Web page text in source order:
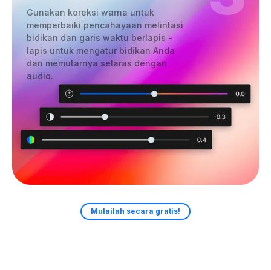
Gunakan koreksi warna untuk
memperbaiki pencahayaan melintasi
bidikan dan garis waktu berlapis -
lapis untuk mengatur bidikan Anda
dan memutarnya selaras dengan
audio.
Mulailah secara gratis!